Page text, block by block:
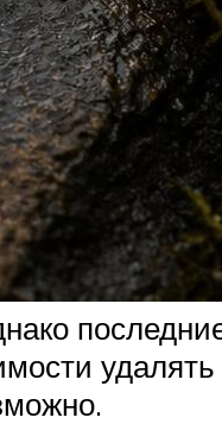
удалять